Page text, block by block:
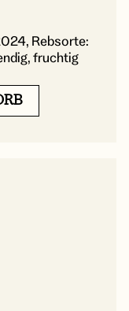
Rebsorte:
fruchtig